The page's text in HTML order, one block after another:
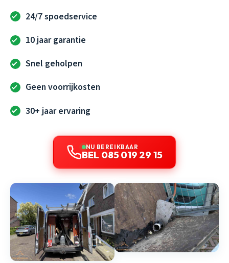
24/7 spoedservice
10 jaar garantie
Snel geholpen
Geen voorrijkosten
30+ jaar ervaring
NU BEREIKBAAR
BEL 085 019 29 15